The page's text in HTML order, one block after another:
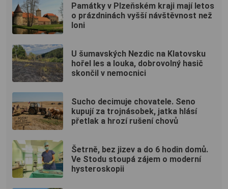
Památky v Plzeňském kraji mají letos
o prázdninách vyšší návštěvnost než
loni
U šumavských Nezdic na Klatovsku
hořel les a louka, dobrovolný hasič
skončil v nemocnici
Sucho decimuje chovatele. Seno
kupují za trojnásobek, jatka hlásí
přetlak a hrozí rušení chovů
Šetrně, bez jizev a do 6 hodin domů.
Ve Stodu stoupá zájem o moderní
hysteroskopii